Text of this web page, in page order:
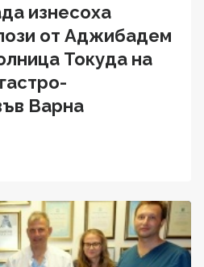
изнесоха
от Аджибадем
Токуда на
Варна